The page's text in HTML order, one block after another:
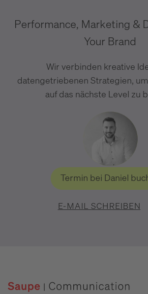
Performance, Marketing &
Your Brand
Wir verbinden kreative
datengetriebenen Strategien,
auf das nächste Level zu
Termin bei Daniel
E-MAIL SCHREIBEN